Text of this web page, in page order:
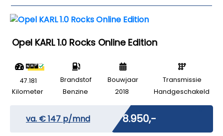
Opel KARL 1.0 Rocks Online Edition
47.181
Kilometer
Brandstof
Benzine
Bouwjaar
2018
Transmissie
Handgeschakeld
va. €147 p/mnd € 8.950,-